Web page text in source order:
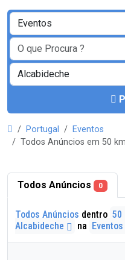
Portugal
Eventos
Todos Anúncios em 50
Todos Anúncios 0
Todos Anúncios dentro 50
Alcabideche
na Eventos